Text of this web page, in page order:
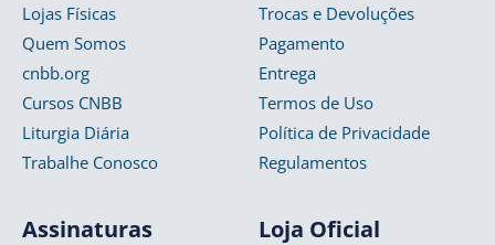
Lojas Físicas
Quem Somos
cnbb.org
Cursos CNBB
Liturgia Diária
Trabalhe Conosco
Trocas e Devoluções
Pagamento
Entrega
Termos de Uso
Política de Privacidade
Regulamentos
Assinaturas Loja Oficial